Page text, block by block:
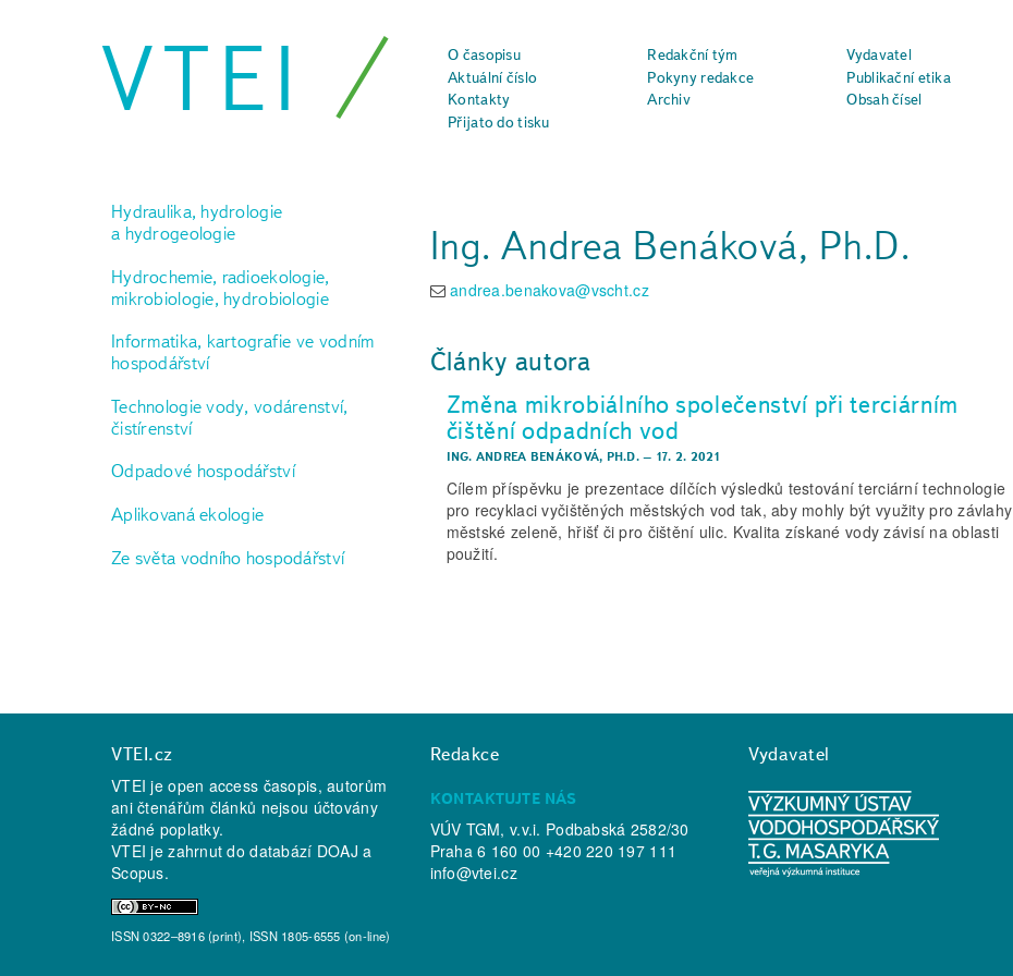
VTEI O časopisu Redakční tým
Vydavatel
Aktuální číslo
Pokyny redakce
Publikační etika
Kontakty
Archiv
Obsah čísel
Přijato do tisku
Hydraulika, hydrologie
a hydrogeologie
Hydrochemie, radioekologie,
mikrobiologie, hydrobiologie
Informatika, kartografie ve vodním
hospodářství
Technologie vody, vodárenství,
čistírenství
Odpadové hospodářství
Aplikovaná ekologie
Ze světa vodního hospodářství
Ing. Andrea Benáková, Ph.D.
andrea.benakova@vscht.cz
Články autora
Změna mikrobiálního společenství při terciárním
čištění odpadních vod
ING. ANDREA BENÁKOVÁ, PH.D. – 17. 2. 2021
Cílem příspěvku je prezentace dílčích výsledků testování terciární technologie
pro recyklaci vyčištěných městských vod tak, aby mohly být využity pro závlahy
městské zeleně, hřišť či pro čištění ulic. Kvalita získané vody závisí na oblasti
použití.
VTEI.cz
VTEI je open access časopis, autorům
ani čtenářům článků nejsou účtovány
žádné poplatky.
VTEI je zahrnut do databází DOAJ a
Scopus.
ISSN 0322–8916 (print), ISSN 1805-6555 (on-line)
Redakce
KONTAKTUJTE NÁS
VÚV TGM, v.v.i. Podbabská 2582/30
Praha 6 160 00 +420 220 197 111
info@vtei.cz
Vydavatel